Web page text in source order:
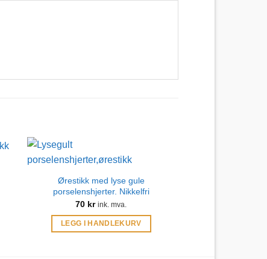
Ørestikk med lyse gule
porselenshjerter. Nikkelfri
70 kr ink. mva.
LEGG I HANDLEKURV